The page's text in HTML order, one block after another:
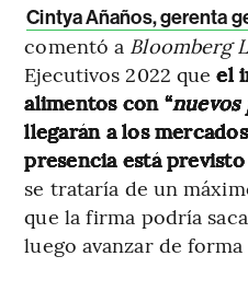
Cintya Añaños, gerenta
comentó a Bloomberg
Ejecutivos 2022 queel
alimentos con “
llegarán a los
presencia está
se trataría de un
que la firma podría
luego avanzar de